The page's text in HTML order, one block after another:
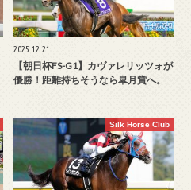
2025.12.21
【朝日杯FS-G1】カヴァレリッツォが
優勝！距離持ちそうなら皐月賞へ。
Silk Horse Club